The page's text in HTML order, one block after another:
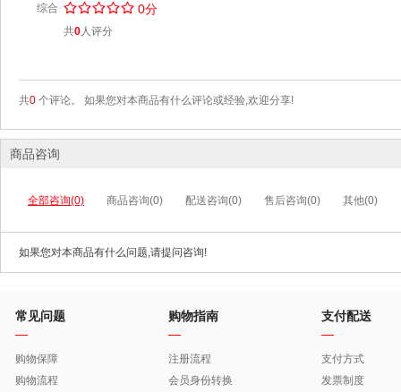
综合 /////
..... 0分
共0人评分
共0 个评论。 如果您对本商品有什么评论或经验,欢迎分享!
商品咨询
全部咨询(0) 商品咨询(0) 配送咨询(0) 售后咨询(0) 其他(0)
如果您对本商品有什么问题,请提问咨询!
常见问题
购物保障
购物流程
购物指南
注册流程
会员身份转换
支付配送
支付方式
发票制度